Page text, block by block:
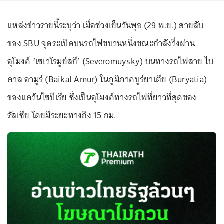
แหล่งข่าวรายนี้ระบุว่า เมื่อช่วงเย็นวันพุธ (29 พ.ย.) สายลับ
ของ SBU จุดระเบิดบนรถไฟขบวนหนึ่งขณะกำลังวิ่งผ่าน
อุโมงค์ ‘เซเวโรมูย์สกี’ (Severomuysky) บนทางรถไฟสาย ไบ
คาล อามูร์ (Baikal Amur) ในภูมิภาคบูร์ยาเตีย (Buryatia)
ของแคว้นไซบีเรีย ซึ่งเป็นอุโมงค์ทางรถไฟที่ยาวที่สุดของ
รัสเซีย โดยมีระยะทางถึง 15 กม.